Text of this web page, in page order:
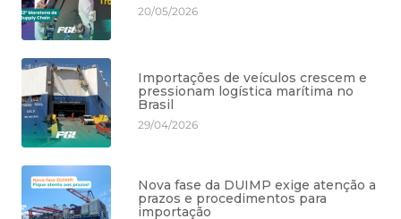
20/05/2026
Importações de veículos crescem e
pressionam logística marítima no
Brasil
29/04/2026
Nova fase da DUIMP exige atenção a
prazos e procedimentos para
importação